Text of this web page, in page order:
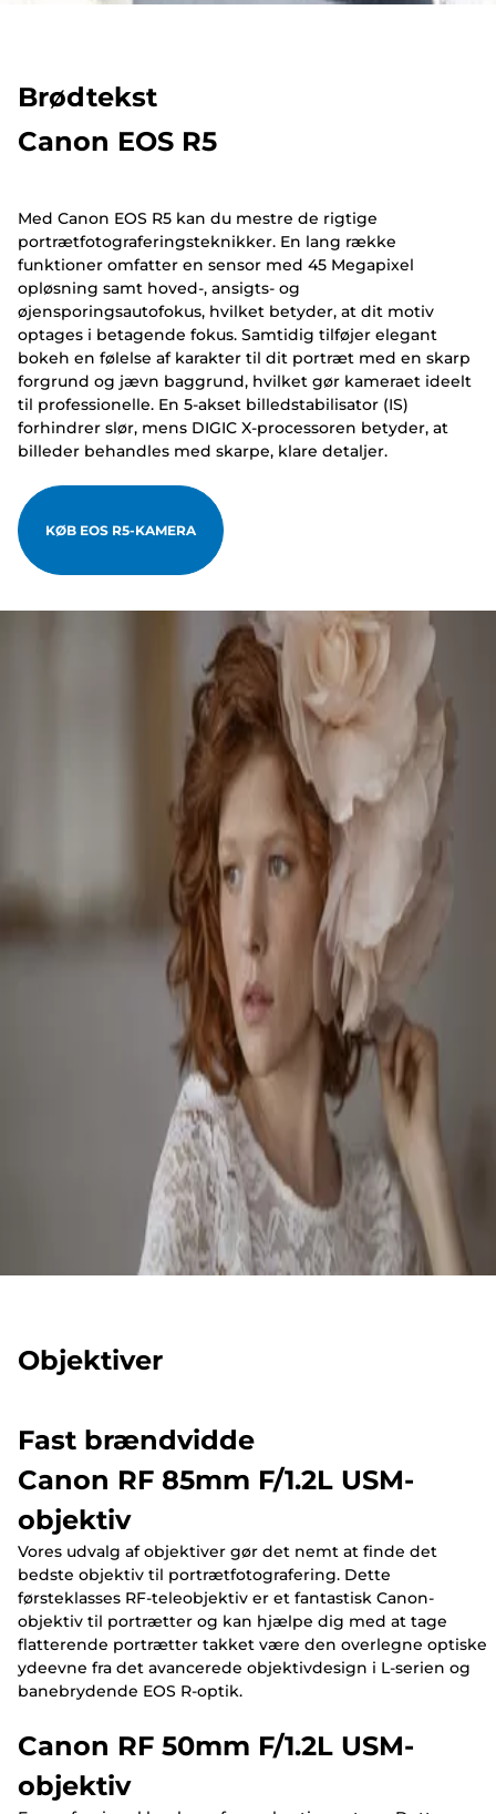
Brødtekst
Canon EOS R5
Med Canon EOS R5 kan du mestre de rigtige
portrætfotograferingsteknikker. En lang række
funktioner omfatter en sensor med 45 Megapixel
opløsning samt hoved-, ansigts- og
øjensporingsautofokus, hvilket betyder, at dit motiv
optages i betagende fokus. Samtidig tilføjer elegant
bokeh en følelse af karakter til dit portræt med en skarp
forgrund og jævn baggrund, hvilket gør kameraet ideelt
til professionelle. En 5-akset billedstabilisator (IS)
forhindrer slør, mens DIGIC X-processoren betyder, at
billeder behandles med skarpe, klare detaljer.
KØB EOS R5-KAMERA
Objektiver
Fast brændvidde
Canon RF 85mm F/1.2L USM-
objektiv
Vores udvalg af objektiver gør det nemt at finde det
bedste objektiv til portrætfotografering. Dette
førsteklasses RF-teleobjektiv er et fantastisk Canon-
objektiv til portrætter og kan hjælpe dig med at tage
flatterende portrætter takket være den overlegne optiske
ydeevne fra det avancerede objektivdesign i L-serien og
banebrydende EOS R-optik.
Canon RF 50mm F/1.2L USM-
objektiv